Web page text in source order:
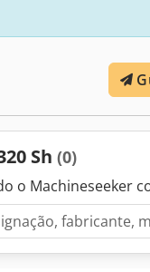
Sh (0)
o Machineseeker